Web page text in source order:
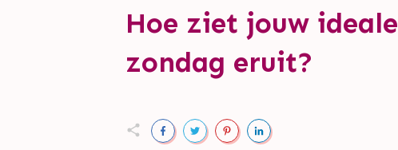
Hoe ziet jouw ideale
zondag eruit?